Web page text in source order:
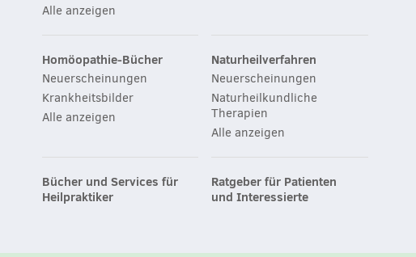
Alle anzeigen
Homöopathie-Bücher
Neuerscheinungen
Krankheitsbilder
Alle anzeigen
Naturheilverfahren
Neuerscheinungen
Naturheilkundliche
Therapien
Alle anzeigen
Bücher und Services für
Heilpraktiker
Ratgeber für Patienten
und Interessierte